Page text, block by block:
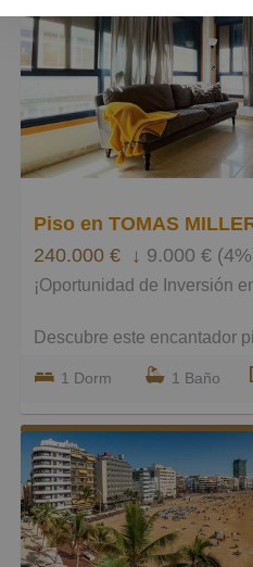
Pequeños
Grandes
240.000 € ↓ 9.000 €
¡Oportunidad de Inversión
Descubre este encantador
esquina de la Calle Tomás
minuto a pie de la famosa
ubicación privilegiada
inmueble en la opción
vivir o invertir en el corazón
Este acogedor
con armarios empotrados
1 Dorm 1 Baño